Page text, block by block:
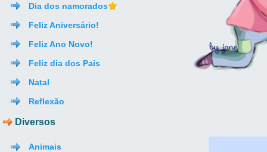
Dia dos namorados
Feliz Aniversário!
Feliz Ano Novo!
Feliz dia dos Pais
Natal
Reflexão
Diversos
Animais